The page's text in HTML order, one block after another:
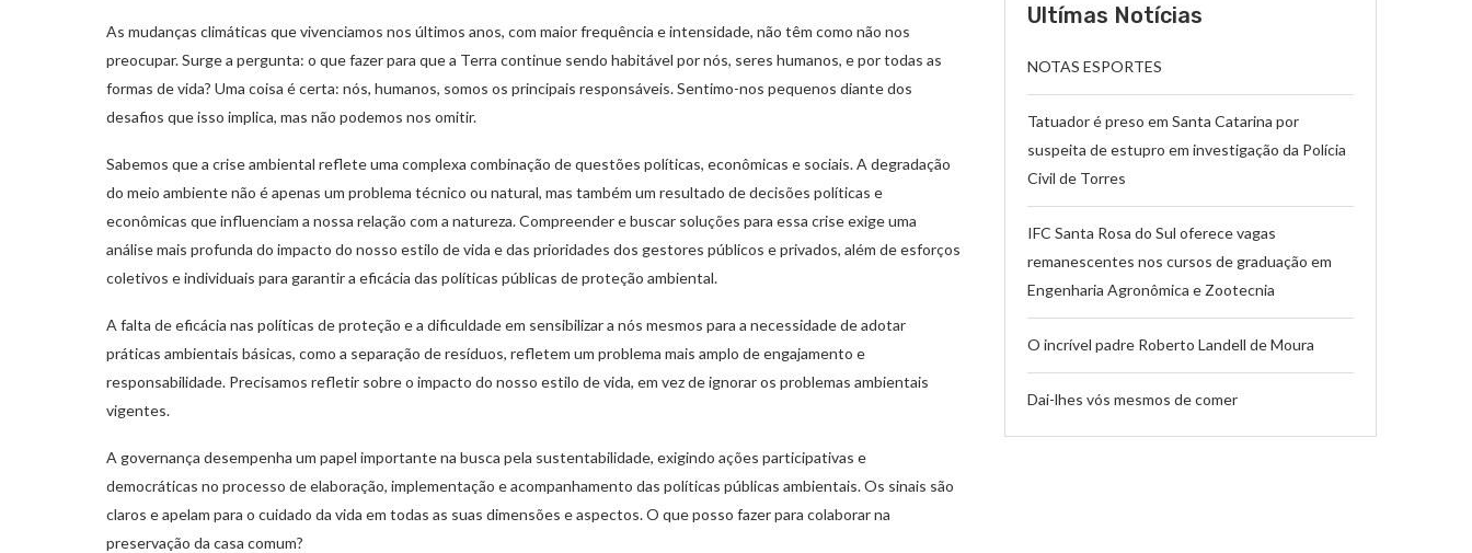
As mudanças climáticas que vivenciamos nos últimos anos, com maior frequência e intensidade, não têm como não nos
preocupar. Surge a pergunta: o que fazer para que a Terra continue sendo habitável por nós, seres humanos, e por todas as
formas de vida? Uma coisa é certa: nós, humanos, somos os principais responsáveis. Sentimo-nos pequenos diante dos
desafios que isso implica, mas não podemos nos omitir.
Sabemos que a crise ambiental reflete uma complexa combinação de questões políticas, econômicas e sociais. A degradação
do meio ambiente não é apenas um problema técnico ou natural, mas também um resultado de decisões políticas e
econômicas que influenciam a nossa relação com a natureza. Compreender e buscar soluções para essa crise exige uma
análise mais profunda do impacto do nosso estilo de vida e das prioridades dos gestores públicos e privados, além de esforços
coletivos e individuais para garantir a eficácia das políticas públicas de proteção ambiental.
A falta de eficácia nas políticas de proteção e a dificuldade em sensibilizar a nós mesmos para a necessidade de adotar
práticas ambientais básicas, como a separação de resíduos, refletem um problema mais amplo de engajamento e
responsabilidade. Precisamos refletir sobre o impacto do nosso estilo de vida, em vez de ignorar os problemas ambientais
vigentes.
A governança desempenha um papel importante na busca pela sustentabilidade, exigindo ações participativas e
democráticas no processo de elaboração, implementação e acompanhamento das políticas públicas ambientais. Os sinais são
claros e apelam para o cuidado da vida em todas as suas dimensões e aspectos. O que posso fazer para colaborar na
preservação da casa comum?
Ultímas Notícias
NOTAS ESPORTES
Tatuador é preso em Santa Catarina por
suspeita de estupro em investigação da Polícia
Civil de Torres
IFC Santa Rosa do Sul oferece vagas
remanescentes nos cursos de graduação em
Engenharia Agronômica e Zootecnia
O incrível padre Roberto Landell de Moura
Dai-lhes vós mesmos de comer